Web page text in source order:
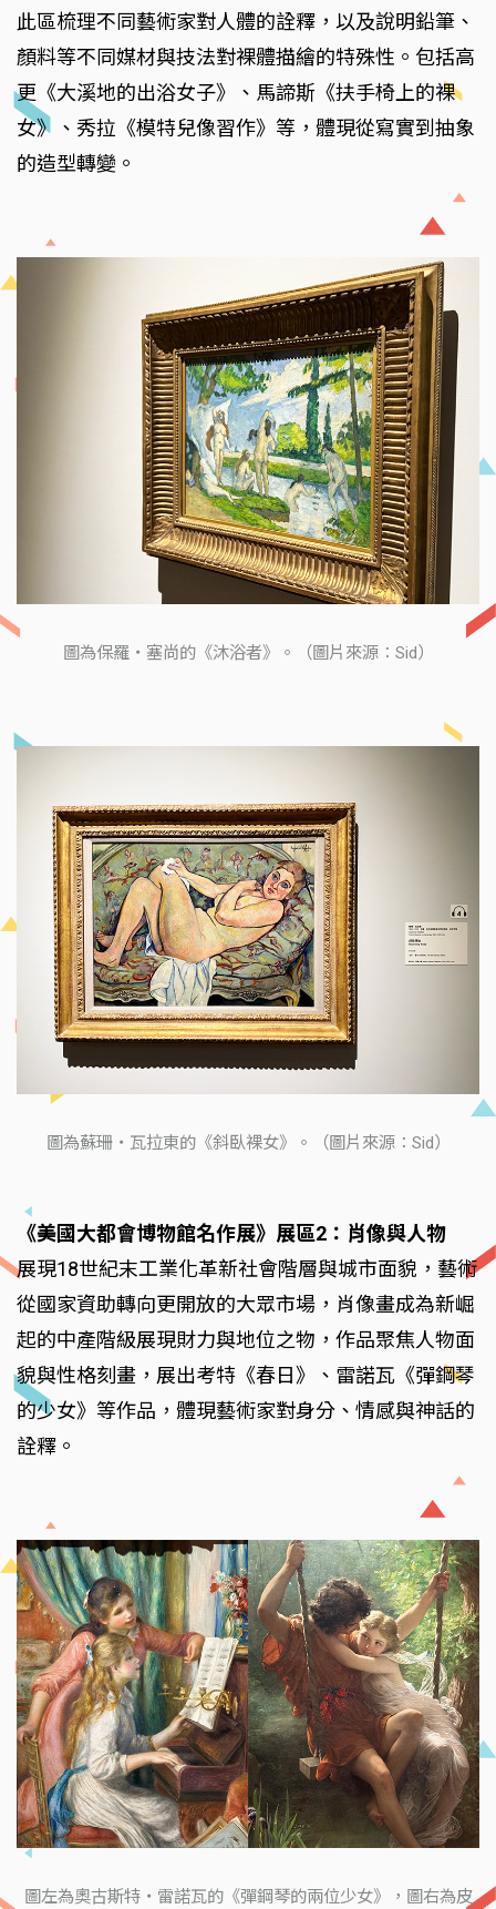
此區梳理不同藝術家對人體的詮釋，以及說明鉛筆、
顏料等不同媒材與技法對裸體描繪的特殊性。包括高
更《大溪地的出浴女子》、馬諦斯《扶手椅上的裸
女》、秀拉《模特兒像習作》等，體現從寫實到抽象
的造型轉變。
圖為保羅・塞尚的《沐浴者》。（圖片來源：Sid）
圖為蘇珊・瓦拉東的《斜臥裸女》。（圖片來源：Sid）
《美國大都會博物館名作展》展區2：肖像與人物
展現18世紀末工業化革新社會階層與城市面貌，藝術
從國家資助轉向更開放的大眾市場，肖像畫成為新崛
起的中產階級展現財力與地位之物，作品聚焦人物面
貌與性格刻畫，展出考特《春日》、雷諾瓦《彈鋼琴
的少女》等作品，體現藝術家對身分、情感與神話的
詮釋。
圖左為奧古斯特・雷諾瓦的《彈鋼琴的兩位少女》，圖右為皮